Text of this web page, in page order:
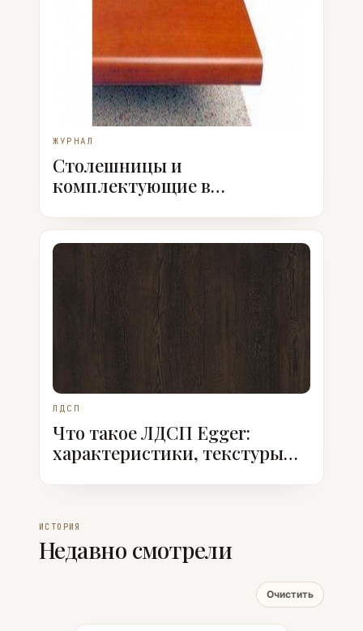
ЖУРНАЛ
Столешницы и
комплектующие в
ЛДСП
Что такое ЛДСП Egger:
характеристики, текстуры
ИСТОРИЯ
Недавно смотрели
Очистить